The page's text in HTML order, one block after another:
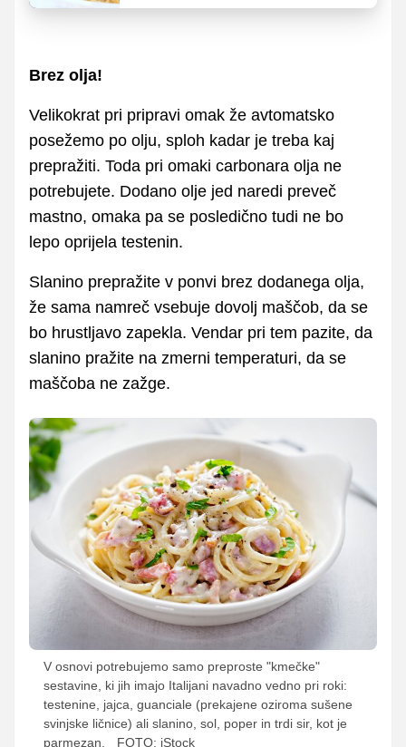
Brez olja!
Velikokrat pri pripravi omak že avtomatsko
posežemo po olju, sploh kadar je treba kaj
prepražiti. Toda pri omaki carbonara olja ne
potrebujete. Dodano olje jed naredi preveč
mastno, omaka pa se posledično tudi ne bo
lepo oprijela testenin.
Slanino prepražite v ponvi brez dodanega olja,
že sama namreč vsebuje dovolj maščob, da se
bo hrustljavo zapekla. Vendar pri tem pazite, da
slanino pražite na zmerni temperaturi, da se
maščoba ne zažge.
V osnovi potrebujemo samo preproste "kmečke"
sestavine, ki jih imajo Italijani navadno vedno pri roki:
testenine, jajca, guanciale (prekajene oziroma sušene
svinjske ličnice) ali slanino, sol, poper in trdi sir, kot je
parmezan.
FOTO: iStock